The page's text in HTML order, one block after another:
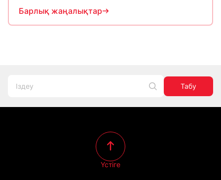
Барлық жаңалықтар
Табу
Үстіге